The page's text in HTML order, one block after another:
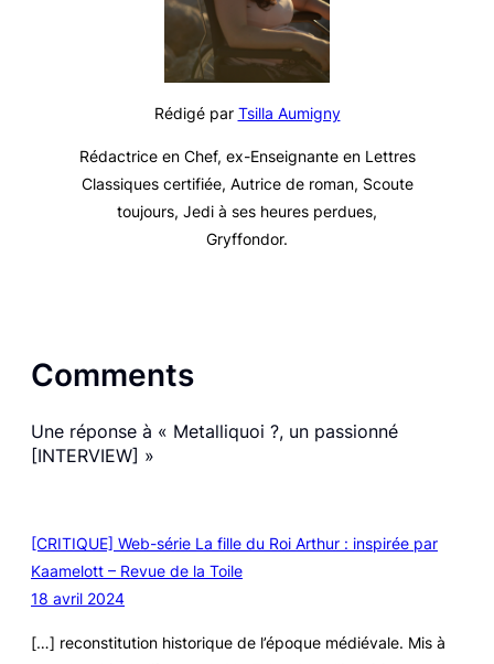
Rédigé par Tsilla Aumigny
Rédactrice en Chef, ex-Enseignante en Lettres
Classiques certifiée, Autrice de roman, Scoute
toujours, Jedi à ses heures perdues,
Gryffondor.
Comments
Une réponse à « Metalliquoi ?, un passionné
[INTERVIEW] »
[CRITIQUE] Web-série La fille du Roi Arthur : inspirée par
Kaamelott – Revue de la Toile
18 avril 2024
[…] reconstitution historique de l’époque médiévale. Mis à